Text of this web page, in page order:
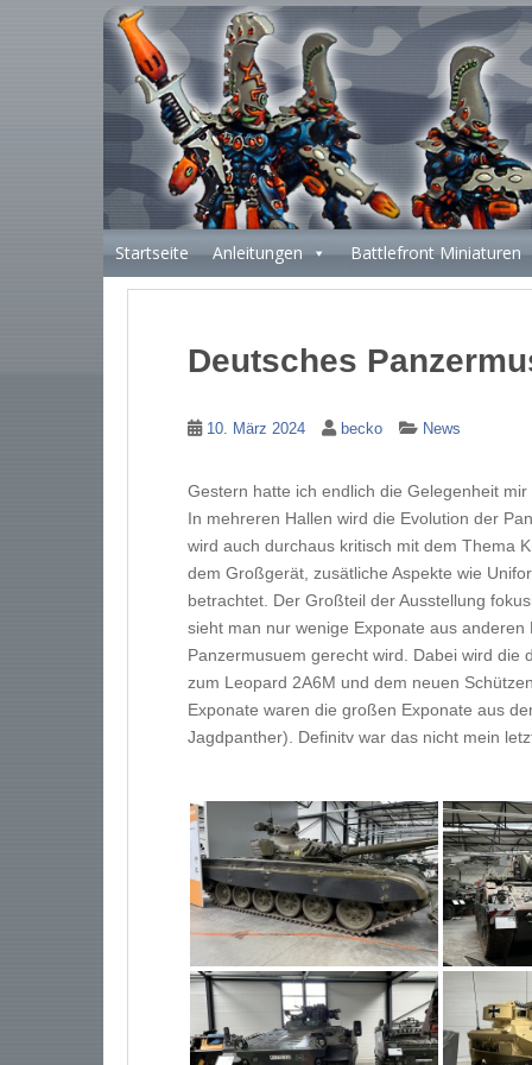
Startseite Anleitungen Battlefront Miniaturen
Deutsches
10. März 2024 becko News
Gestern hatte ich endlich die Gelegenheit mir
In mehreren Hallen wird die Evolution der
wird auch durchaus kritisch mit dem Thema
dem Großgerät, zusätliche Aspekte wie
betrachtet. Der Großteil der Ausstellung
sieht man nur wenige Exponate aus anderen
Panzermusuem gerecht wird. Dabei wird die
zum Leopard 2A6M und dem neuen
Exponate waren die großen Exponate aus
Jagdpanther). Definitv war das nicht mein